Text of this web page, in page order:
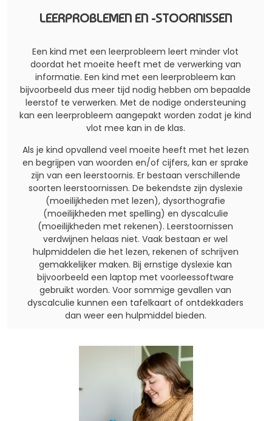
LEERPROBLEMEN EN -STOORNISSEN
Een kind met een leerprobleem leert minder vlot
doordat het moeite heeft met de verwerking van
informatie. Een kind met een leerprobleem kan
bijvoorbeeld dus meer tijd nodig hebben om bepaalde
leerstof te verwerken. Met de nodige ondersteuning
kan een leerprobleem aangepakt worden zodat je kind
vlot mee kan in de klas.
Als je kind opvallend veel moeite heeft met het lezen
en begrijpen van woorden en/of cijfers, kan er sprake
zijn van een leerstoornis. Er bestaan verschillende
soorten leerstoornissen. De bekendste zijn dyslexie
(moeilijkheden met lezen), dysorthografie
(moeilijkheden met spelling) en dyscalculie
(moeilijkheden met rekenen). Leerstoornissen
verdwijnen helaas niet. Vaak bestaan er wel
hulpmiddelen die het lezen, rekenen of schrijven
gemakkelijker maken. Bij ernstige dyslexie kan
bijvoorbeeld een laptop met voorleessoftware
gebruikt worden. Voor sommige gevallen van
dyscalculie kunnen een tafelkaart of ontdekkaders
dan weer een hulpmiddel bieden.